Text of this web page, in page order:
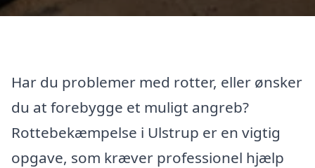
Har du problemer med rotter, eller ønsker
du at forebygge et muligt angreb?
Rottebekæmpelse i Ulstrup er en vigtig
opgave, som kræver professionel hjælp